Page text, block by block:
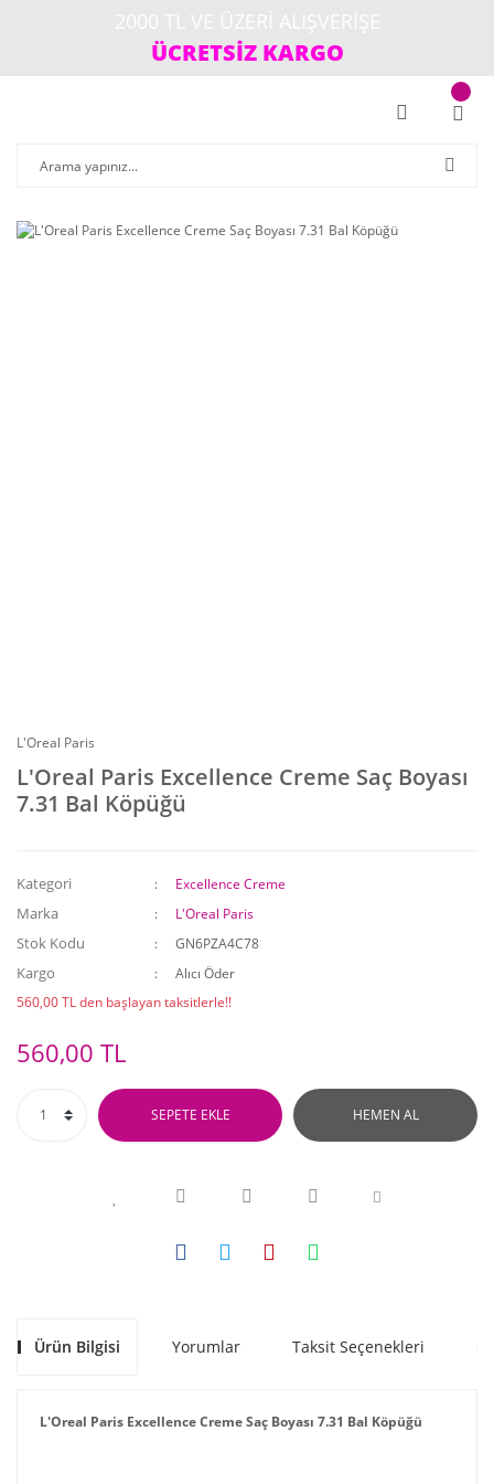
ÜCRETSİZ KARGO
L'Oreal Paris
L'Oreal Paris Excellence Creme Saç Boyası
7.31 Bal Köpüğü
Kategori Excellence Creme
Marka L'Oreal Paris
Stok Kodu GN6PZA4C78
Kargo
Alıcı Öder
560,00 TL den başlayan taksitlerle!!
560,00 TL
SEPETE EKLE HEMEN AL
Ürün Bilgisi Yorumlar Taksit Seçenekleri
L'Oreal Paris Excellence Creme Saç Boyası 7.31 Bal Köpüğü